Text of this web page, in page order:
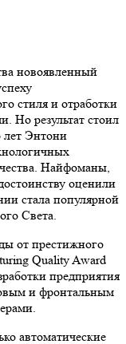
новоявленный
стиля и отработки
Но результат стоил
лет Энтони
Найфоманы,
оценили
стала популярной
Света.
от престижного
Quality Award
предприятия
и фронтальным
автоматические